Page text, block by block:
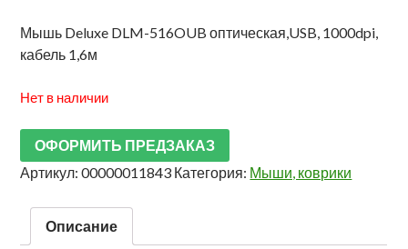
Мышь Deluxe DLM-516OUB оптическая,USB, 1000dpi,
кабель 1,6м
Нет в наличии
ОФОРМИТЬ ПРЕДЗАКАЗ
Артикул:00000011843 Категория: Мыши, коврики
Описание